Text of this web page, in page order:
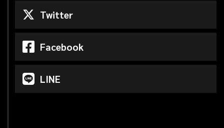
Twitter
Facebook
LINE